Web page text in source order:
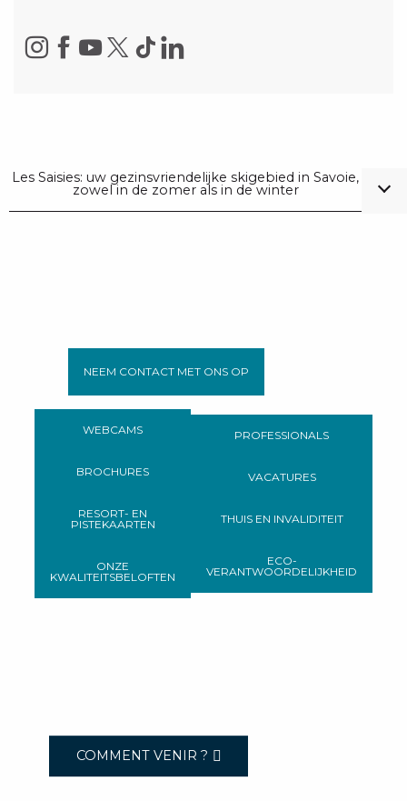
Les Saisies: uw gezinsvriendelijke skigebied in Savoie,
zowel in de zomer als in de winter
NEEM CONTACT MET ONS OP
WEBCAMS
BROCHURES
RESORT- EN
PISTEKAARTEN
ONZE
KWALITEITSBELOFTEN
PROFESSIONALS
VACATURES
THUIS EN INVALIDITEIT
ECO-
VERANTWOORDELIJKHEID
COMMENT VENIR ?